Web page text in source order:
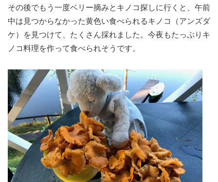
その後でもう一度ベリー摘みとキノコ探しに行くと、午前
中は見つからなかった黄色い食べられるキノコ（アンズダ
ケ）を見つけて、たくさん採れました。今夜もたっぷりキ
ノコ料理を作って食べられそうです。